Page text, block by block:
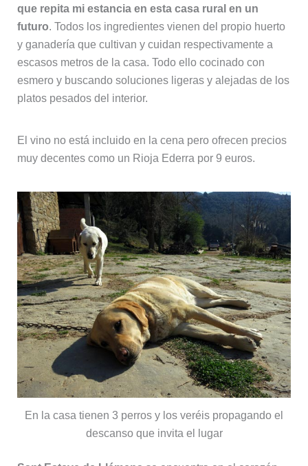
que repita mi estancia en esta casa rural en un
futuro. Todos los ingredientes vienen del propio huerto
y ganadería que cultivan y cuidan respectivamente a
escasos metros de la casa. Todo ello cocinado con
esmero y buscando soluciones ligeras y alejadas de los
platos pesados del interior.
El vino no está incluido en la cena pero ofrecen precios
muy decentes como un Rioja Ederra por 9 euros.
En la casa tienen 3 perros y los veréis propagando el
descanso que invita el lugar